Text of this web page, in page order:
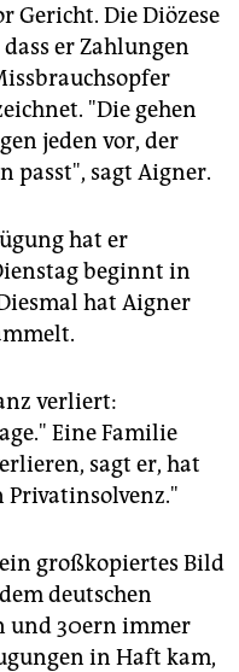
Gericht. Die Diözese
er Zahlungen
"Die gehen
jeden vor, der
passt", sagt Aigner.
hat er
beginnt in
hat Aigner
verliert:
Eine Familie
sagt er, hat
großkopiertes Bild
deutschen
und 30ern immer
in Haft kam,